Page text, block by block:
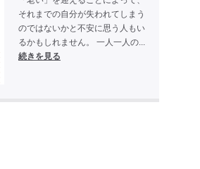
それまでの自分が失われてしまう
のではないかと不安に思う人もい
るかもしれません。 一人一人の...
続きを見る